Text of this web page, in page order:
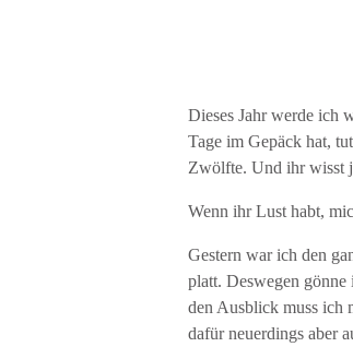
Dieses Jahr werde ich
Tage im Gepäck hat,
Zwölfte. Und ihr wisst
Wenn ihr Lust habt,
Gestern war ich den
platt. Deswegen
den Ausblick muss ich
dafür neuerdings aber